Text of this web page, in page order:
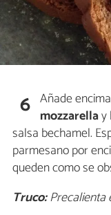
6 Añade encima
mozzarellay
salsa bechamel.
parmesano por
queden como se
Truco:Precalienta